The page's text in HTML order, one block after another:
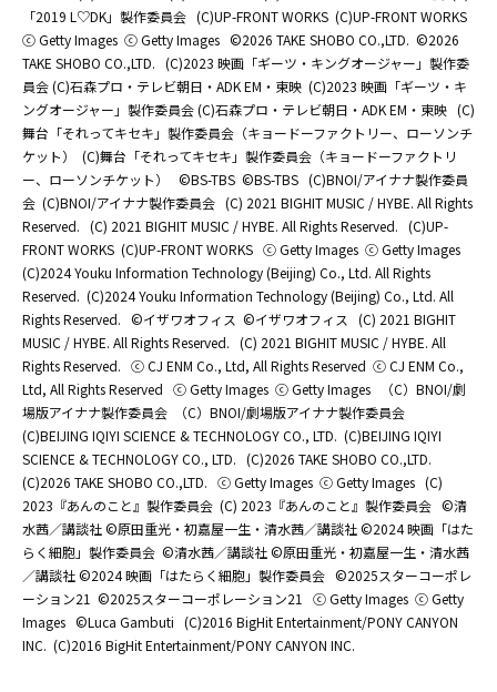
「2019 L♡DK」製作委員会 (C)UP-FRONT WORKS (C)UP-FRONT WORKS
ⓒ Getty Images ⓒ Getty Images ©2026 TAKE SHOBO CO.,LTD. ©2026
TAKE SHOBO CO.,LTD. (C)2023 映画「ギーツ・キングオージャー」製作委
員会 (C)石森プロ・テレビ朝日・ADK EM・東映 (C)2023 映画「ギーツ・キ
ングオージャー」製作委員会 (C)石森プロ・テレビ朝日・ADK EM・東映 (C)
舞台「それってキセキ」製作委員会（キョードーファクトリー、ローソンチ
ケット）
(C)舞台「それってキセキ」製作委員会（キョードーファクトリ
ー、ローソンチケット）
©BS-TBS ©BS-TBS (C)BNOI/アイナナ製作委員
会 (C)BNOI/アイナナ製作委員会 (C) 2021 BIGHIT MUSIC / HYBE. All Rights
Reserved. (C) 2021 BIGHIT MUSIC / HYBE. All Rights Reserved. (C)UP-
FRONT WORKS (C)UP-FRONT WORKS ⓒ Getty Images ⓒ Getty Images
(C)2024 Youku Information Technology (Beijing) Co., Ltd. All Rights
Reserved. (C)2024 Youku Information Technology (Beijing) Co., Ltd. All
Rights Reserved. ©イザワオフィス ©イザワオフィス
(C) 2021 BIGHIT
MUSIC / HYBE. All Rights Reserved. (C) 2021 BIGHIT MUSIC / HYBE. All
Rights Reserved. ⓒ CJ ENM Co., Ltd, All Rights Reserved ⓒ CJ ENM Co.,
Ltd, All Rights Reserved ⓒ Getty Images ⓒ Getty Images
（C）BNOI/劇
場版アイナナ製作委員会
（C）BNOI/劇場版アイナナ製作委員会
(C)BEIJING IQIYI SCIENCE & TECHNOLOGY CO., LTD. (C)BEIJING IQIYI
SCIENCE & TECHNOLOGY CO., LTD. (C)2026 TAKE SHOBO CO.,LTD.
(C)2026 TAKE SHOBO CO.,LTD. ⓒ Getty Images ⓒ Getty Images (C)
2023『あんのこと』製作委員会 (C) 2023『あんのこと』製作委員会 ©清
水茜／講談社 ©原田重光・初嘉屋一生・清水茜／講談社 ©2024 映画「はた
らく細胞」製作委員会 ©清水茜／講談社 ©原田重光・初嘉屋一生・清水茜
／講談社 ©2024 映画「はたらく細胞」製作委員会 ©2025スターコーポレ
ーション21 ©2025スターコーポレーション21 ⓒ Getty Images ⓒ Getty
Images ©Luca Gambuti (C)2016 BigHit Entertainment/PONY CANYON
INC. (C)2016 BigHit Entertainment/PONY CANYON INC.